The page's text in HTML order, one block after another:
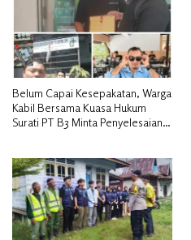
Belum Capai Kesepakatan, Warga
Kabil Bersama Kuasa Hukum
Surati PT B3 Minta Penyelesaian